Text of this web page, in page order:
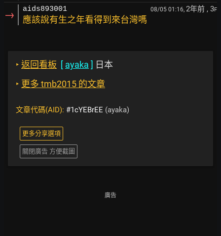
→ aids893001 08/05 01:16, 2年前 , 3F
應該說有生之年看得到來台灣嗎
‣ 返回看板 [ ayaka ] 日本
‣ 更多 tmb2015 的文章
文章代碼(AID): #1cYEBrEE (ayaka)
更多分享選項
關閉廣告 方便截圖
廣告